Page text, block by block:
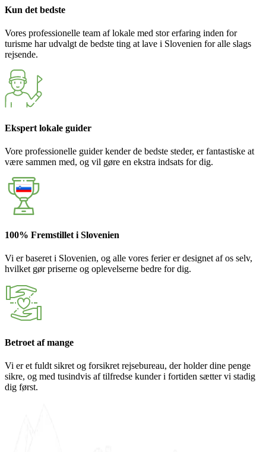
Kun det bedste
Vores professionelle team af lokale med stor erfaring inden for
turisme har udvalgt de bedste ting at lave i Slovenien for alle slags
rejsende.
Ekspert lokale guider
Vore professionelle guider kender de bedste steder, er fantastiske at
være sammen med, og vil gøre en ekstra indsats for dig.
100% Fremstillet i Slovenien
Vi er baseret i Slovenien, og alle vores ferier er designet af os selv,
hvilket gør priserne og oplevelserne bedre for dig.
Betroet af mange
Vi er et fuldt sikret og forsikret rejsebureau, der holder dine penge
sikre, og med tusindvis af tilfredse kunder i fortiden sætter vi stadig
dig først.